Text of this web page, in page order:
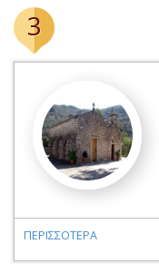
3
ΠΕΡΙΣΣΟΤΕΡΑ